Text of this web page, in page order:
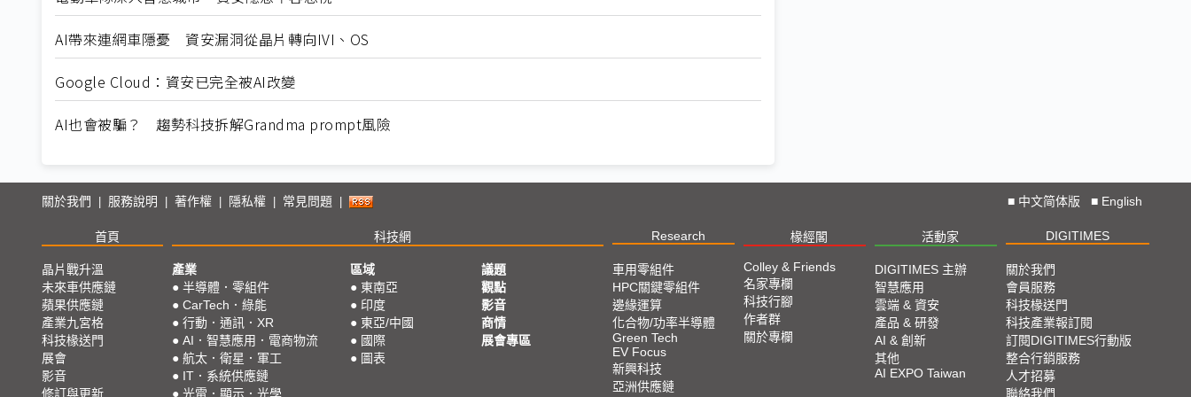
AI帶來連網車隱憂 資安漏洞從晶片轉向IVI、OS
Google Cloud：資安已完全被AI改變
AI也會被騙？ 趨勢科技拆解Grandma prompt風險
關於我們 服務說明 著作權 隱私權 常見問題 ■ 中文简体版 ■ English
首頁 科技網 Research 椽經閣 活動家 DIGITIMES
晶片戰升溫
未來車供應鏈
蘋果供應鏈
產業九宮格
科技椽送門
展會
影音
修訂與更新
產業
● 半導體．零組件
● CarTech．綠能
● 行動．通訊．XR
● AI．智慧應用．電商物流
● 航太．衛星．軍工
● IT．系統供應鏈
● 光電．顯示．光學
區域
● 東南亞
● 印度
● 東亞/中國
● 國際
● 圖表
議題
觀點
影音
商情
展會專區
車用零組件
HPC關鍵零組件
邊緣運算
化合物/功率半導體
Green Tech
EV Focus
新興科技
亞洲供應鏈
Colley & Friends
名家專欄
科技行腳
作者群
關於專欄
DIGITIMES 主辦
智慧應用
雲端 & 資安
產品 & 研發
AI & 創新
其他
AI EXPO Taiwan
關於我們
會員服務
科技椽送門
科技產業報訂閱
訂閱DIGITIMES行動版
整合行銷服務
人才招募
聯絡我們